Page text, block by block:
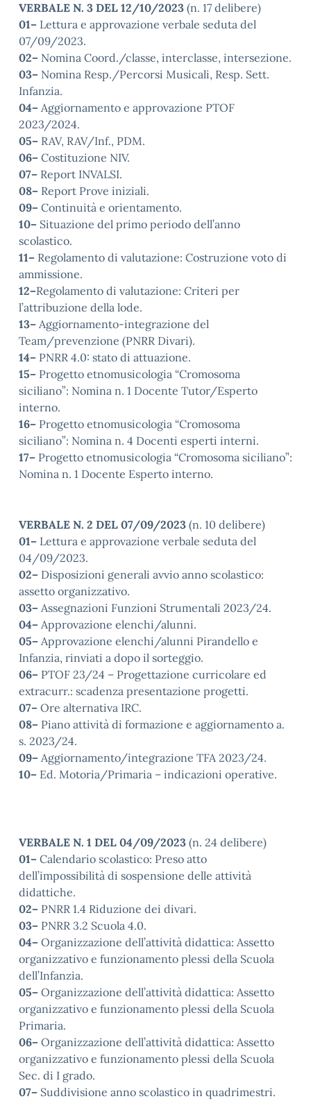
VERBALE N. 3 DEL 12/10/2023 (n. 17 delibere)
01– Lettura e approvazione verbale seduta del
07/09/2023.
02– Nomina Coord./classe, interclasse, intersezione.
03– Nomina Resp./Percorsi Musicali, Resp. Sett.
Infanzia.
04– Aggiornamento e approvazione PTOF
2023/2024.
05– RAV, RAV/Inf., PDM.
06– Costituzione NIV.
07– Report INVALSI.
08– Report Prove iniziali.
09– Continuità e orientamento.
10– Situazione del primo periodo dell’anno
scolastico.
11– Regolamento di valutazione: Costruzione voto di
ammissione.
12–Regolamento di valutazione: Criteri per
l’attribuzione della lode.
13– Aggiornamento-integrazione del
Team/prevenzione (PNRR Divari).
14– PNRR 4.0: stato di attuazione.
15– Progetto etnomusicologia “Cromosoma
siciliano”: Nomina n. 1 Docente Tutor/Esperto
interno.
16– Progetto etnomusicologia “Cromosoma
siciliano”: Nomina n. 4 Docenti esperti interni.
17– Progetto etnomusicologia “Cromosoma siciliano”:
Nomina n. 1 Docente Esperto interno.
VERBALE N. 2 DEL 07/09/2023 (n. 10 delibere)
01– Lettura e approvazione verbale seduta del
04/09/2023.
02– Disposizioni generali avvio anno scolastico:
assetto organizzativo.
03– Assegnazioni Funzioni Strumentali 2023/24.
04– Approvazione elenchi/alunni.
05– Approvazione elenchi/alunni Pirandello e
Infanzia, rinviati a dopo il sorteggio.
06– PTOF 23/24 – Progettazione curricolare ed
extracurr.: scadenza presentazione progetti.
07– Ore alternativa IRC.
08– Piano attività di formazione e aggiornamento a.
s. 2023/24.
09– Aggiornamento/integrazione TFA 2023/24.
10– Ed. Motoria/Primaria – indicazioni operative.
VERBALE N. 1 DEL 04/09/2023 (n. 24 delibere)
01– Calendario scolastico: Preso atto
dell’impossibilità di sospensione delle attività
didattiche.
02– PNRR 1.4 Riduzione dei divari.
03– PNRR 3.2 Scuola 4.0.
04– Organizzazione dell’attività didattica: Assetto
organizzativo e funzionamento plessi della Scuola
dell’Infanzia.
05– Organizzazione dell’attività didattica: Assetto
organizzativo e funzionamento plessi della Scuola
Primaria.
06– Organizzazione dell’attività didattica: Assetto
organizzativo e funzionamento plessi della Scuola
Sec. di I grado.
07– Suddivisione anno scolastico in quadrimestri.